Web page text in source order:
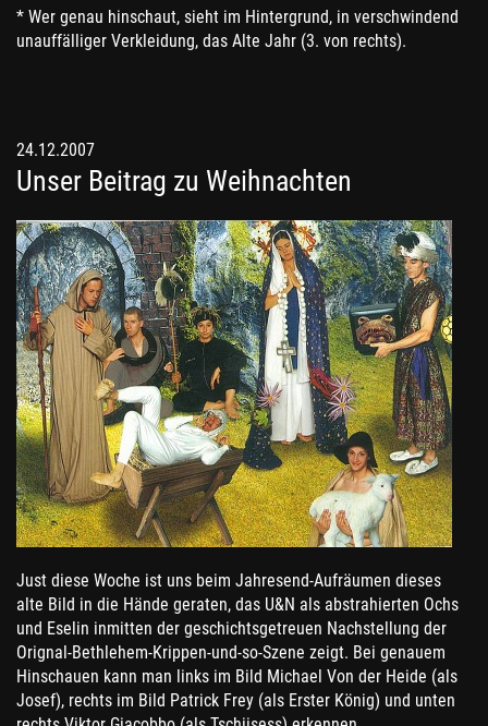
* Wer genau hinschaut, sieht im Hintergrund, in verschwindend
unauffälliger Verkleidung, das Alte Jahr (3. von rechts).
24.12.2007
Unser Beitrag zu Weihnachten
Just diese Woche ist uns beim Jahresend-Aufräumen dieses
alte Bild in die Hände geraten, das U&N als abstrahierten Ochs
und Eselin inmitten der geschichtsgetreuen Nachstellung der
Orignal-Bethlehem-Krippen-und-so-Szene zeigt. Bei genauem
Hinschauen kann man links im Bild Michael Von der Heide (als
Josef), rechts im Bild Patrick Frey (als Erster König) und unten